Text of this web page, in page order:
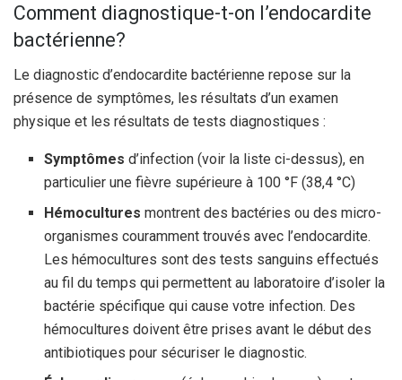
Comment diagnostique-t-on l’endocardite
bactérienne?
Le diagnostic d’endocardite bactérienne repose sur la
présence de symptômes, les résultats d’un examen
physique et les résultats de tests diagnostiques :
Symptômes d’infection (voir la liste ci-dessus), en
particulier une fièvre supérieure à 100 °F (38,4 °C)
Hémocultures montrent des bactéries ou des micro-
organismes couramment trouvés avec l’endocardite.
Les hémocultures sont des tests sanguins effectués
au fil du temps qui permettent au laboratoire d’isoler la
bactérie spécifique qui cause votre infection. Des
hémocultures doivent être prises avant le début des
antibiotiques pour sécuriser le diagnostic.